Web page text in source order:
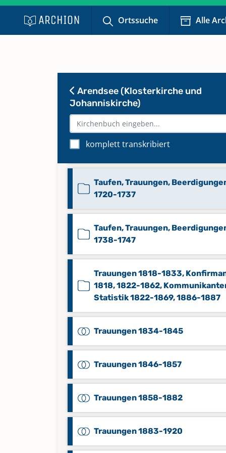
Ortssuche Alle
Arendsee (Klosterkirche und
Johanniskirche)
komplett transkribiert
1747-1772, Trauungen 1748-1772
Taufen 1818-1843,
Taufen 1867-1896
Taufen 1896-1958
Taufen, Trauungen,
1720-1737
Taufen, Trauungen,
1738-1747
Trauungen 1818-1833,
1818, 1822-1862,
Statistik 1822-1869, 1886-1887
Trauungen 1834-1845
Trauungen 1846-1857
Trauungen 1858-1882
Trauungen 1883-1920